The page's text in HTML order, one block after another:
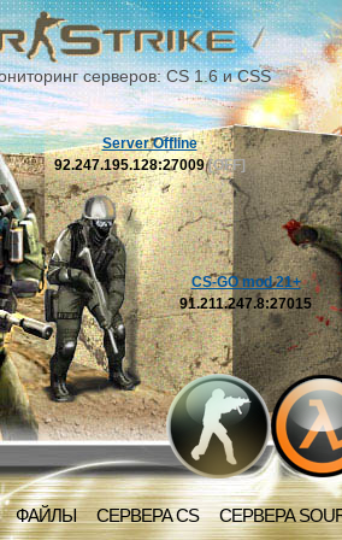
серверов: CS 1.6 и CSS
ФАЙЛЫ СЕРВЕРА CS СЕРВЕРА
Server Offline
92.247.195.128:27009[OFF]
CS-GO mod 21+
91.211.247.8:27015